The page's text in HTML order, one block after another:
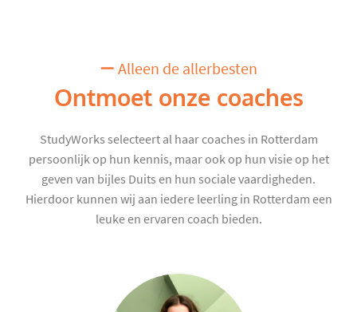
Alleen de allerbesten
Ontmoet onze coaches
StudyWorks selecteert al haar coaches in Rotterdam
persoonlijk op hun kennis, maar ook op hun visie op het
geven van bijles Duits en hun sociale vaardigheden.
Hierdoor kunnen wij aan iedere leerling in Rotterdam een
leuke en ervaren coach bieden.